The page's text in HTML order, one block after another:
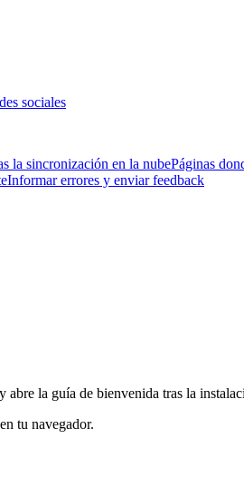
sociales
la sincronización en la nubePáginas
Informar errores y enviar feedback
la guía de bienvenida tras la
tu navegador.